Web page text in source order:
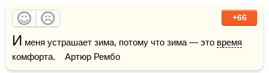
+66
И меня устрашает зима, потому что зима — это время
комфорта.    Артюр Рембо